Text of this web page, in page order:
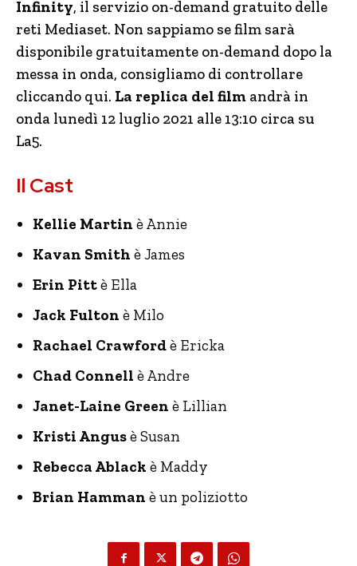
Infinity, il servizio on-demand gratuito delle
reti Mediaset. Non sappiamo se film sarà
disponibile gratuitamente on-demand dopo la
messa in onda, consigliamo di controllare
cliccando qui. La replica del film andrà in
onda lunedì 12 luglio 2021 alle 13:10 circa su
La5.
Il Cast
Kellie Martin è Annie
Kavan Smith è James
Erin Pittè Ella
Jack Fulton è Milo
Rachael Crawfordè Ericka
Chad Connell è Andre
Janet-Laine Green è Lillian
Kristi Angusè Susan
Rebecca Ablack è Maddy
Brian Hamman è un poliziotto